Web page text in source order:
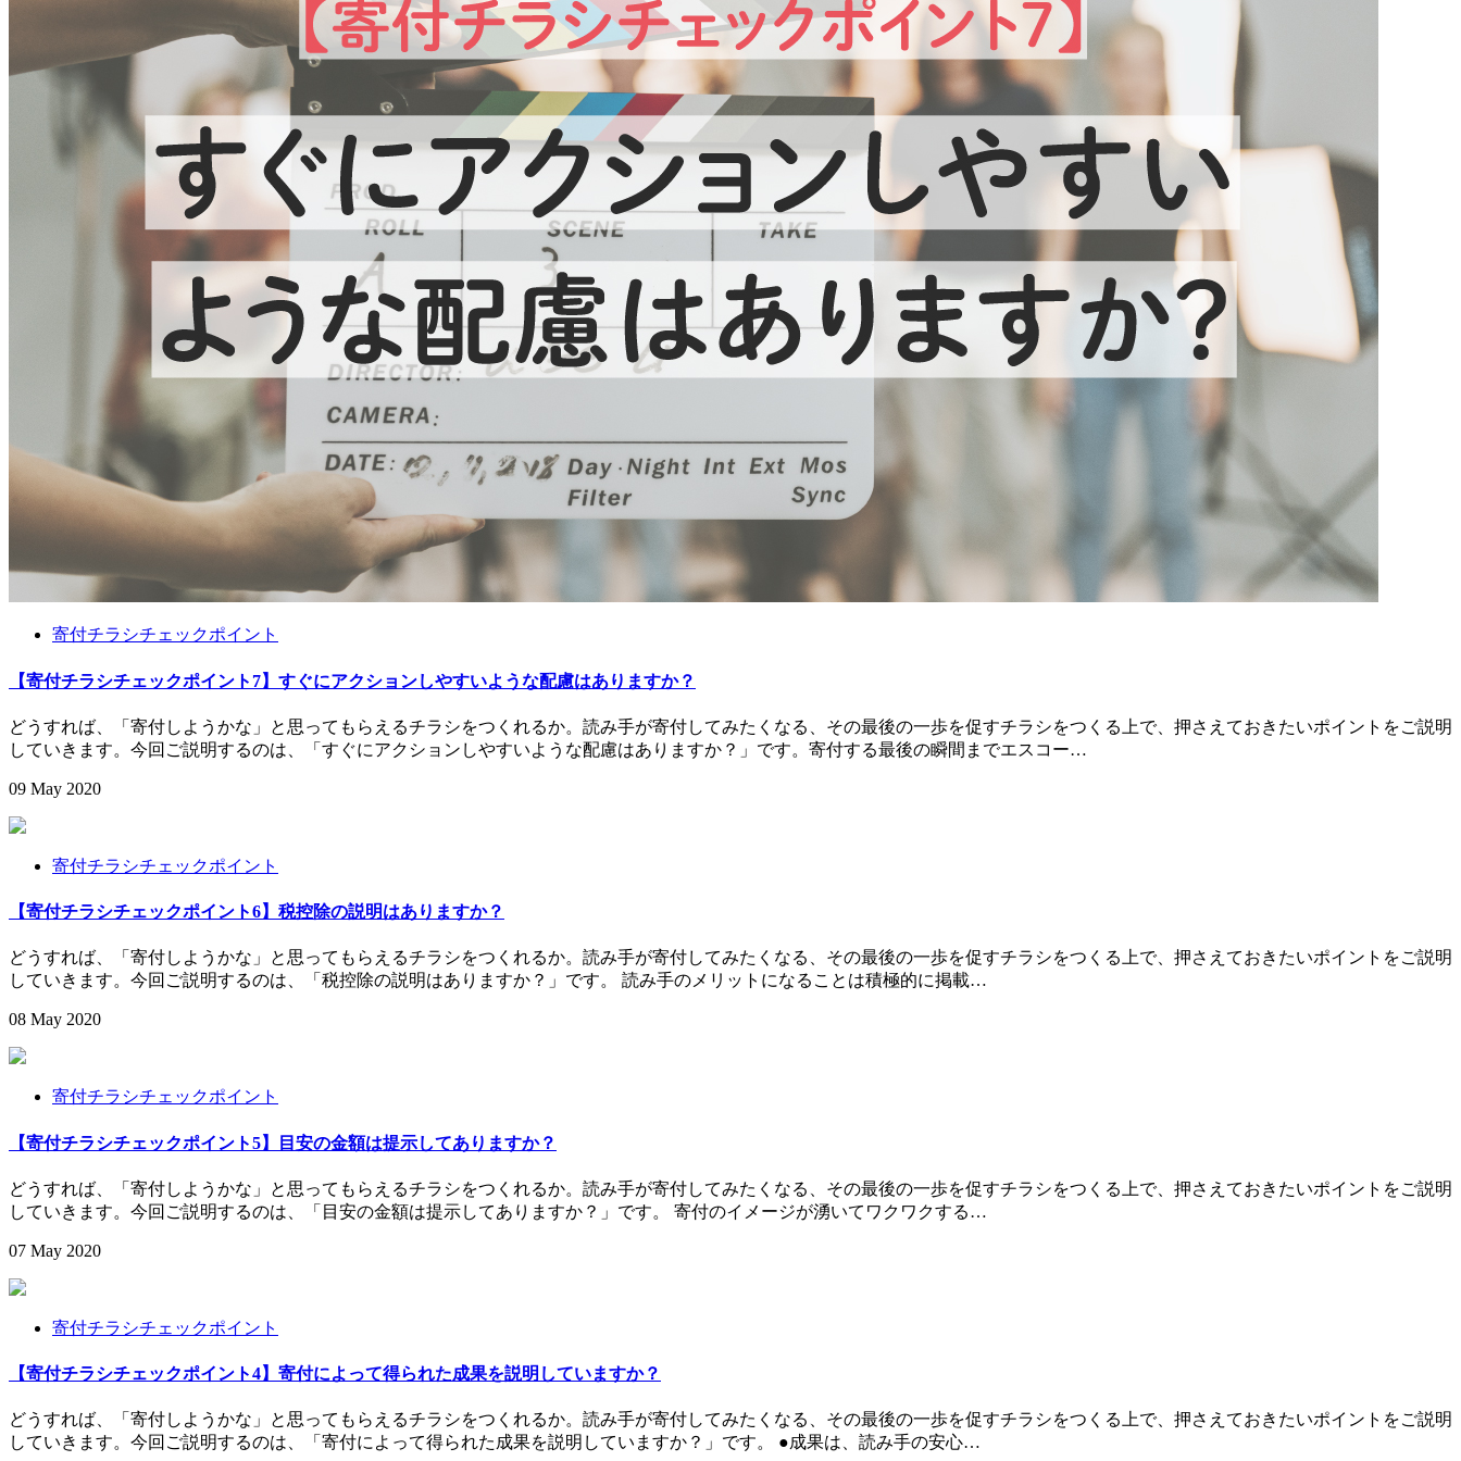
寄付チラシチェックポイント
【寄付チラシチェックポイント7】すぐにアクションしやすいような配慮はありますか？
どうすれば、「寄付しようかな」と思ってもらえるチラシをつくれるか。読み手が寄付してみたくなる、その最後の一歩を促すチラシをつくる上で、押さえておきたいポイントをご説明
していきます。今回ご説明するのは、「すぐにアクションしやすいような配慮はありますか？」です。寄付する最後の瞬間までエスコー…
09 May 2020
寄付チラシチェックポイント
【寄付チラシチェックポイント6】税控除の説明はありますか？
どうすれば、「寄付しようかな」と思ってもらえるチラシをつくれるか。読み手が寄付してみたくなる、その最後の一歩を促すチラシをつくる上で、押さえておきたいポイントをご説明
していきます。今回ご説明するのは、「税控除の説明はありますか？」です。 読み手のメリットになることは積極的に掲載…
08 May 2020
寄付チラシチェックポイント
【寄付チラシチェックポイント5】目安の金額は提示してありますか？
どうすれば、「寄付しようかな」と思ってもらえるチラシをつくれるか。読み手が寄付してみたくなる、その最後の一歩を促すチラシをつくる上で、押さえておきたいポイントをご説明
していきます。今回ご説明するのは、「目安の金額は提示してありますか？」です。 寄付のイメージが湧いてワクワクする…
07 May 2020
寄付チラシチェックポイント
【寄付チラシチェックポイント4】寄付によって得られた成果を説明していますか？
どうすれば、「寄付しようかな」と思ってもらえるチラシをつくれるか。読み手が寄付してみたくなる、その最後の一歩を促すチラシをつくる上で、押さえておきたいポイントをご説明
していきます。今回ご説明するのは、「寄付によって得られた成果を説明していますか？」です。 ●成果は、読み手の安心…